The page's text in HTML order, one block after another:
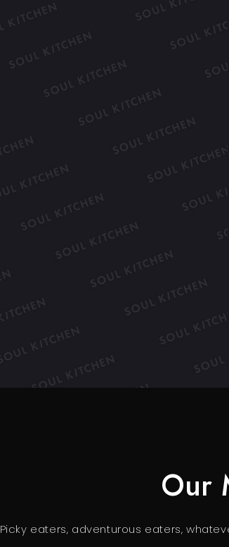
Our
Picky eaters, adventurous eaters,